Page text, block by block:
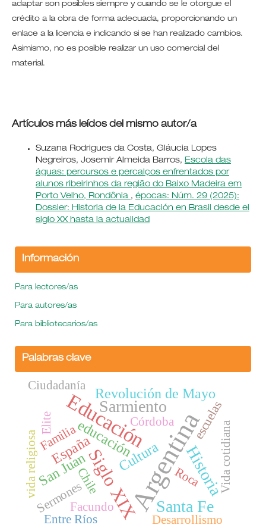
adaptar son posibles siempre y cuando se le otorgue el
crédito a la obra de forma adecuada, proporcionando un
enlace a la licencia e indicando si se han realizado cambios.
Asimismo, no es posible realizar un uso comercial del
material.
Artículos más leídos del mismo autor/a
Suzana Rodrigues da Costa, Gláucia Lopes
Negreiros, Josemir Almeida Barros, Escola das
águas: percursos e percalços enfrentados por
alunos ribeirinhos da região do Baixo Madeira em
Porto Velho, Rondônia , épocas: Núm. 29 (2025):
Dossier: Historia de la Educación en Brasil desde el
siglo XX hasta la actualidad
Información
Para lectores/as
Para autores/as
Para bibliotecarios/as
Palabras clave
Argentina
Educación
Siglo XIX
Sarmiento
Historia
Santa Fe
Cultura
educación
Revolución de Mayo
España
San Juan
Córdoba
vida religiosaFamilia Vida cotidiana
Elite
Desarrollismo
Chile
Sermones
Roca
Ciudadanía
Facundo
escuelas
Entre Ríos